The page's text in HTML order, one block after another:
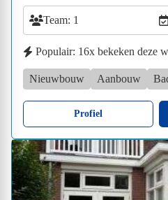
Team: 1
Populair: 16x bekeken deze
Nieuwbouw Aanbouw
Profiel